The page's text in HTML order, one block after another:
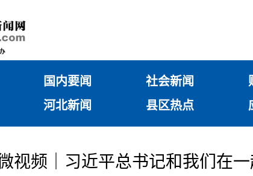
国内要闻 社会新闻
河北新闻 县区热点
视频｜习近平总书记和我们在